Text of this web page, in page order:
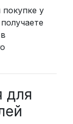
до
или
300
— от
у
для